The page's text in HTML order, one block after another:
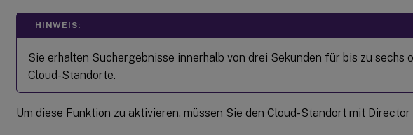
HINWEIS:
Sie erhalten Suchergebnisse innerhalb von drei Sekunden für bis zu sechs
Cloud-Standorte.
Um diese Funktion zu aktivieren, müssen Sie den Cloud-Standort mit Director